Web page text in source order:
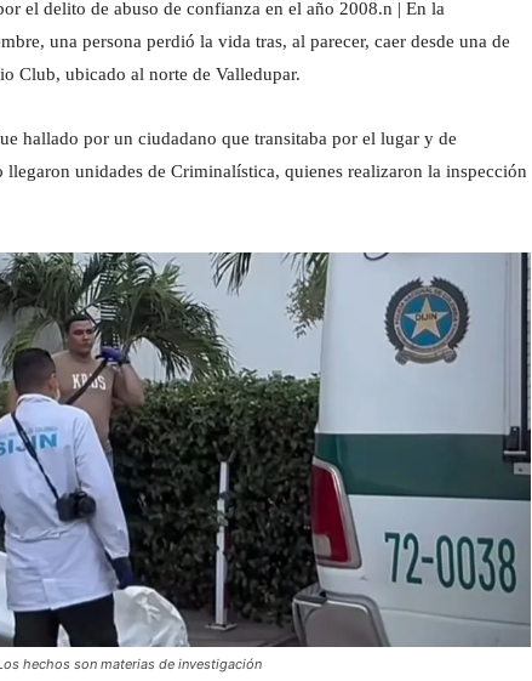
el delito de abuso de confianza en el año 2008.n | En la
una persona perdió la vida tras, al parecer, caer desde una de
Club, ubicado al norte de Valledupar.
hallado por un ciudadano que transitaba por el lugar y de
unidades de Criminalística, quienes realizaron la inspección
hechos son materias de investigación